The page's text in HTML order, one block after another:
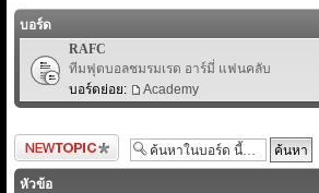
บอร์ด
RAFC
ทีมฟุตบอลชมรมเรด อาร์มี่ แฟนคลับ
บอร์ดย่อย:
Academy
ตั้งกระทู้ใหม่
หัวข้อ